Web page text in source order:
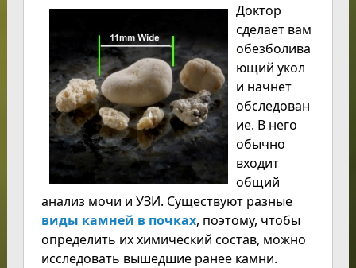
Доктор
сделает вам
обезболива
ющий укол
и начнет
обследован
ие. В него
обычно
входит
общий
анализ мочи и УЗИ. Существуют разные
виды камней в почках, поэтому, чтобы
определить их химический состав, можно
исследовать вышедшие ранее камни.